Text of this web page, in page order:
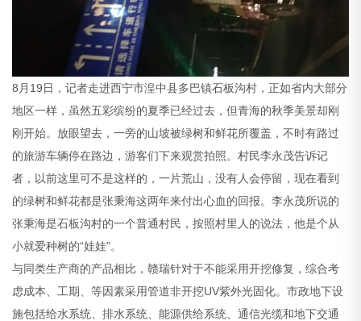
8月19日，记者走进西宁市湟中县多巴镇石板沟村，正如省内大部分
地区一样，虽然五彩缤纷的夏季已经过去，但青海的秋季美景却刚
刚开始。放眼望去，一旁的山坡被绿树和鲜花所覆盖，不时有路过
的旅游车辆停在路边，游客们下来观赏拍照。村民李永茂告诉记
者，以前这里可不是这样的，一片荒山，没有人会停留，现在看到
的绿树和鲜花都是张秉海这两年来付出心血的回报。李永茂所说的
张秉海是石板沟村的一个普通村民，按照村里人的说法，他是个从
小就爱种树的“娃娃"。
与同类生产商的产品相比，赣瑞针对于不能采用开挖修复，综合考
虑成本、工期、等因素采用管道非开挖UV紫外光固化。市政地下设
施包括给水系统、排水系统、能源供给系统、通信光缆和地下交通